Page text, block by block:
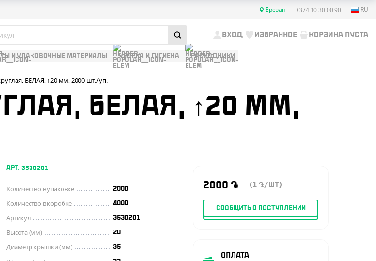
Ереван +374 10 30 00 90 RU
ВХОД ИЗБРАННОЕ КОРЗИНА ПУСТА
И УПАКОВОЧНЫЕ МАТЕРИАЛЫ УБОРКА И ГИГИЕНА РАСХОДНИКИ
БЕЛАЯ, ↑20 мм, 2000 шт./уп.
БЕЛАЯ, ↑20 ММ,
2000 ֏ (1 ֏/ШТ)
СООБЩИТЬ О ПОСТУПЛЕНИИ
Оплата
АРТ. 3530201
Количество в упаковке 2000
Количество в коробке 4000
Артикул 3530201
Высота (мм) 20
Диаметр крышки (мм) 35